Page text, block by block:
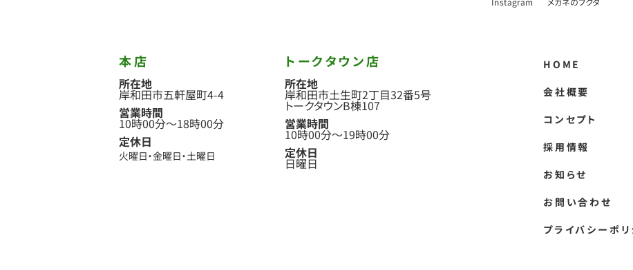
本店
所在地
岸和田市五軒屋町4-4
営業時間
10時00分〜18時00分
定休日
火曜日 金曜日 土曜日
トークタウン店
所在地
岸和田市土生町2丁目32番5号
トークタウンB棟107
営業時間
10時00分〜19時00分
定休日
日曜日
HOME
会社概要
コンセプト
採用情報
お知らせ
お問い合わせ
プライバシーポリ